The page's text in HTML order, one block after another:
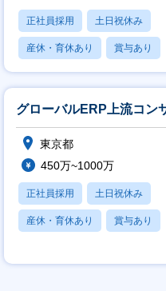
正社員採用 土日祝休み
産休・育休あり 賞与あり
フレックス
グローバルERP上流コン
東京都
450万~1000万
正社員採用 土日祝休み
産休・育休あり 賞与あり